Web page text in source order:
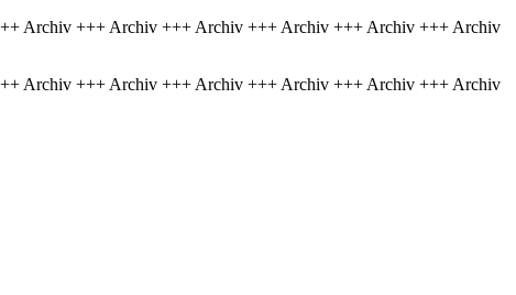
Archiv +++ Archiv +++ Archiv +++ Archiv +++ Archiv +++ Archiv
Archiv +++ Archiv +++ Archiv +++ Archiv +++ Archiv +++ Archiv